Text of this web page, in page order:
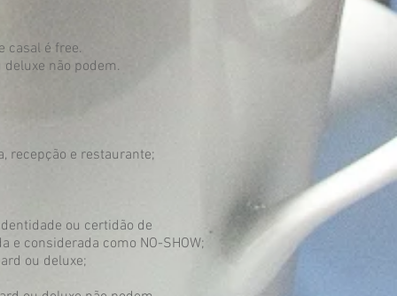
casal é free.
não podem.
recepção e restaurante;
ou certidão de
e considerada como NO-SHOW;
ou deluxe;